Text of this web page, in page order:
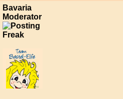
Bavaria
Moderator